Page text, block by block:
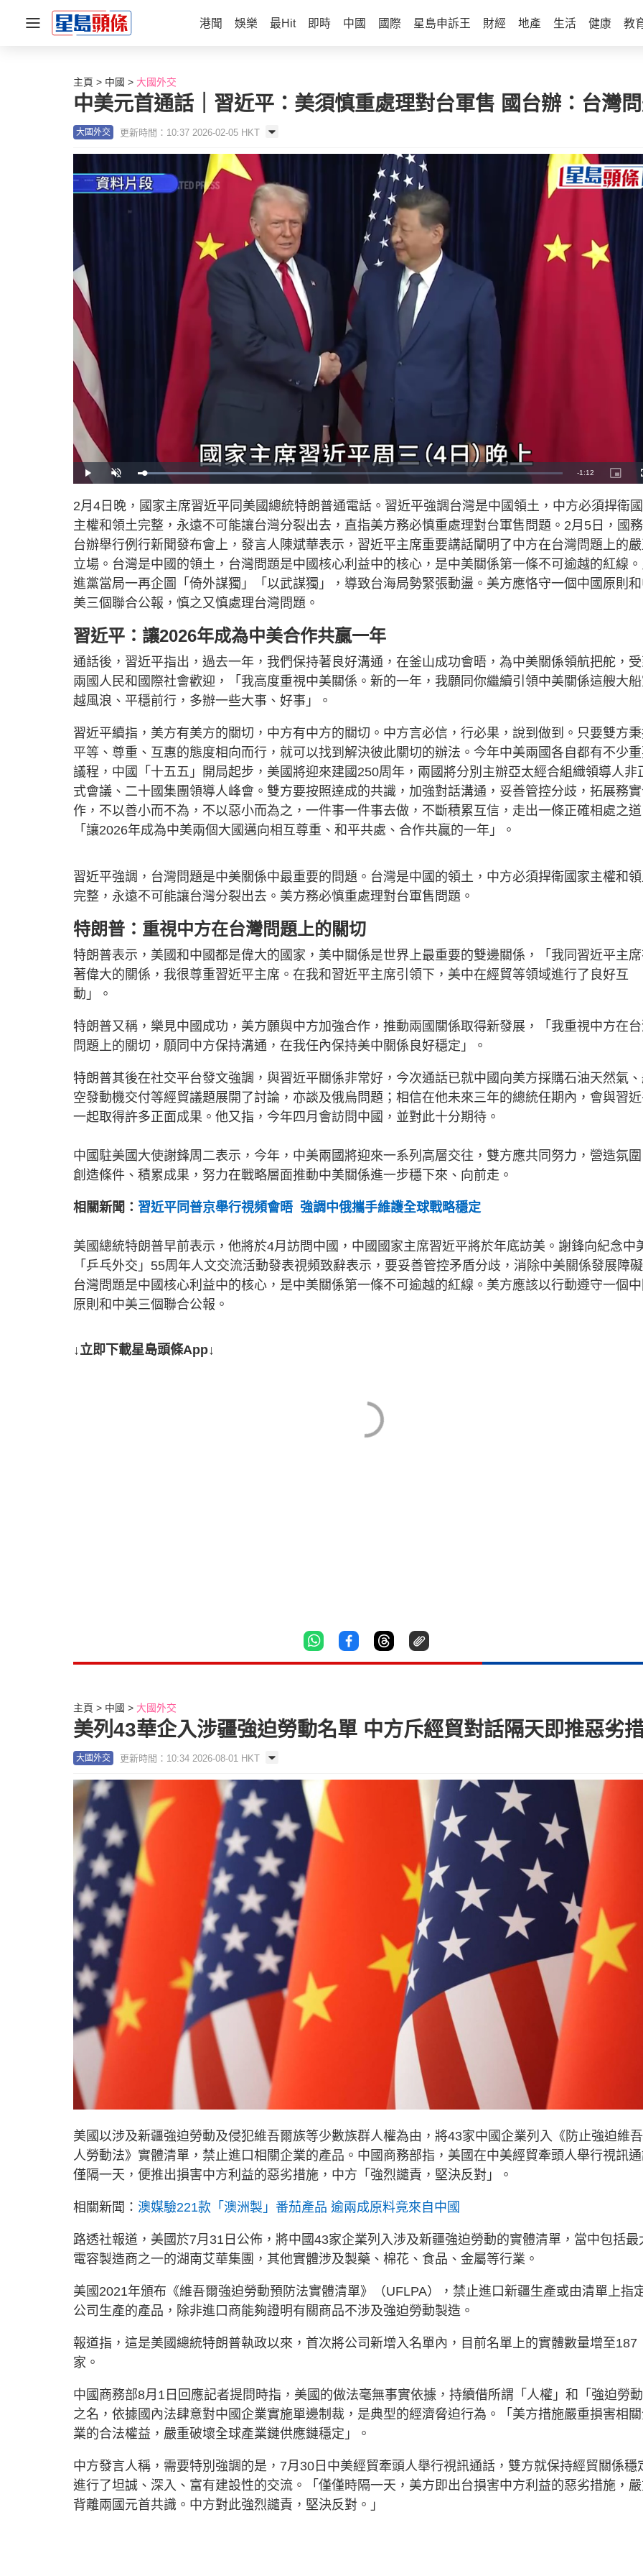
港聞 娛樂 最Hit 即時 中國 國際 星島申訴王 財經 地產 生活 健康 教
主頁 中國 大國外交
中美元首通話｜習近平：美須慎重處理對台軍售 國台辦：台灣
大國外交 更新時間：10:37 2026-02-05 HKT
P
l
U
n
u
t
e
L
o
e
:
4
0
9
%
R
a
i
n
T
e
-1:12
P
i
u
e
n
-
i
c
t
u
r
2月4日晚，國家主席習近平同美國總統特朗普通電話。習近平強調台灣是中國領土，中方必須捍衛
主權和領土完整，永遠不可能讓台灣分裂出去，直指美方務必慎重處理對台軍售問題。2月5日，國
台辦舉行例行新聞發布會上，發言人陳斌華表示，習近平主席重要講話闡明了中方在台灣問題上的
立場。台灣是中國的領土，台灣問題是中國核心利益中的核心，是中美關係第一條不可逾越的紅線
進黨當局一再企圖「倚外謀獨」「以武謀獨」，導致台海局勢緊張動盪。美方應恪守一個中國原則
美三個聯合公報，慎之又慎處理台灣問題。
習近平：讓2026年成為中美合作共贏一年
通話後，習近平指出，過去一年，我們保持著良好溝通，在釜山成功會晤，為中美關係領航把舵，受
兩國人民和國際社會歡迎，「我高度重視中美關係。新的一年，我願同你繼續引領中美關係這艘大
越風浪、平穩前行，多辦一些大事、好事」。
習近平續指，美方有美方的關切，中方有中方的關切。中方言必信，行必果，說到做到。只要雙方
平等、尊重、互惠的態度相向而行，就可以找到解決彼此關切的辦法。今年中美兩國各自都有不少
議程，中國「十五五」開局起步，美國將迎來建國250周年，兩國將分別主辦亞太經合組織領導人非
式會議、二十國集團領導人峰會。雙方要按照達成的共識，加強對話溝通，妥善管控分歧，拓展務
作，不以善小而不為，不以惡小而為之，一件事一件事去做，不斷積累互信，走出一條正確相處之道
「讓2026年成為中美兩個大國邁向相互尊重、和平共處、合作共贏的一年」。
習近平強調，台灣問題是中美關係中最重要的問題。台灣是中國的領土，中方必須捍衛國家主權和
完整，永遠不可能讓台灣分裂出去。美方務必慎重處理對台軍售問題。
特朗普：重視中方在台灣問題上的關切
特朗普表示，美國和中國都是偉大的國家，美中關係是世界上最重要的雙邊關係，「我同習近平主
著偉大的關係，我很尊重習近平主席。在我和習近平主席引領下，美中在經貿等領域進行了良好互
動」。
特朗普又稱，樂見中國成功，美方願與中方加強合作，推動兩國關係取得新發展，「我重視中方在
問題上的關切，願同中方保持溝通，在我任內保持美中關係良好穩定」。
特朗普其後在社交平台發文強調，與習近平關係非常好，今次通話已就中國向美方採購石油天然氣
空發動機交付等經貿議題展開了討論，亦談及俄烏問題；相信在他未來三年的總統任期內，會與習
一起取得許多正面成果。他又指，今年四月會訪問中國，並對此十分期待。
中國駐美國大使謝鋒周二表示，今年，中美兩國將迎來一系列高層交往，雙方應共同努力，營造氛圍
創造條件、積累成果，努力在戰略層面推動中美關係進一步穩下來、向前走。
相關新聞： 習近平同普京舉行視頻會晤 強調中俄攜手維護全球戰略穩定
美國總統特朗普早前表示，他將於4月訪問中國，中國國家主席習近平將於年底訪美。謝鋒向紀念中
「乒乓外交」55周年人文交流活動發表視頻致辭表示，要妥善管控矛盾分歧，消除中美關係發展障礙
台灣問題是中國核心利益中的核心，是中美關係第一條不可逾越的紅線。美方應該以行動遵守一個中
原則和中美三個聯合公報。
↓立即下載星島頭條App↓
主頁 中國 大國外交
美列43華企入涉疆強迫勞動名單 中方斥經貿對話隔天即推惡劣
大國外交 更新時間：10:34 2026-08-01 HKT
美國以涉及新疆強迫勞動及侵犯維吾爾族等少數族群人權為由，將43家中國企業列入《防止強迫維
人勞動法》實體清單，禁止進口相關企業的產品。中國商務部指，美國在中美經貿牽頭人舉行視訊
僅隔一天，便推出損害中方利益的惡劣措施，中方「強烈譴責，堅決反對」。
相關新聞： 澳媒驗221款「澳洲製」番茄產品 逾兩成原料竟來自中國
路透社報道，美國於7月31日公佈，將中國43家企業列入涉及新疆強迫勞動的實體清單，當中包括最
電容製造商之一的湖南艾華集團，其他實體涉及製藥、棉花、食品、金屬等行業。
美國2021年頒布《維吾爾強迫勞動預防法實體清單》（UFLPA），禁止進口新疆生產或由清單上指
公司生產的產品，除非進口商能夠證明有關商品不涉及強迫勞動製造。
報道指，這是美國總統特朗普執政以來，首次將公司新增入名單內，目前名單上的實體數量增至187
家。
中國商務部8月1日回應記者提問時指，美國的做法毫無事實依據，持續借所謂「人權」和「強迫勞動
之名，依據國內法肆意對中國企業實施單邊制裁，是典型的經濟脅迫行為。「美方措施嚴重損害相
業的合法權益，嚴重破壞全球產業鏈供應鏈穩定」。
中方發言人稱，需要特別強調的是，7月30日中美經貿牽頭人舉行視訊通話，雙方就保持經貿關係穩
進行了坦誠、深入、富有建設性的交流。「僅僅時隔一天，美方即出台損害中方利益的惡劣措施，
背離兩國元首共識。中方對此強烈譴責，堅決反對。」